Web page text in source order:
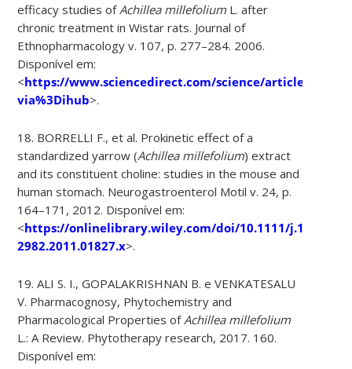
efficacy studies of Achillea millefolium L. after
chronic treatment in Wistar rats. Journal of
Ethnopharmacology v. 107, p. 277–284. 2006.
Disponível em:
<https://www.sciencedirect.com/science/article/pii/
via%3Dihub>.
18. BORRELLI F., et al. Prokinetic effect of a
standardized yarrow (Achillea millefolium) extract
and its constituent choline: studies in the mouse and
human stomach. Neurogastroenterol Motil v. 24, p.
164–171, 2012. Disponível em:
<https://onlinelibrary.wiley.com/doi/10.1111/j.1365-
2982.2011.01827.x>.
19. ALI S. I., GOPALAKRISHNAN B. e VENKATESALU
V. Pharmacognosy, Phytochemistry and
Pharmacological Properties of Achillea millefolium
L.: A Review. Phytotherapy research, 2017. 160.
Disponível em: